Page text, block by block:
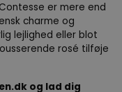
er mere end
charme og
lejlighed eller blot
rosé tilføje
og lad dig